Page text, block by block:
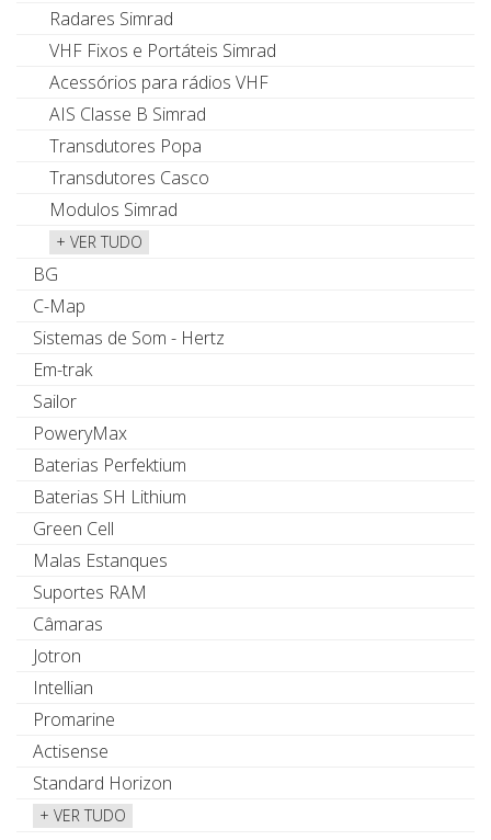
Radares Simrad
VHF Fixos e Portáteis Simrad
Acessórios para rádios VHF
AIS Classe B Simrad
Transdutores Popa
Transdutores Casco
Modulos Simrad
+ VER TUDO
BG
C-Map
Sistemas de Som - Hertz
Em-trak
Sailor
PoweryMax
Baterias Perfektium
Baterias SH Lithium
Green Cell
Malas Estanques
Suportes RAM
Câmaras
Jotron
Intellian
Promarine
Actisense
Standard Horizon
+ VER TUDO